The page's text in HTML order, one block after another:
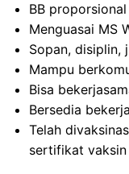
BB proporsional
Menguasai MS
Sopan, disiplin,
Mampu
Bisa
Bersedia
Telah
sertifikat vaksin